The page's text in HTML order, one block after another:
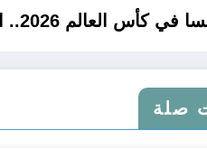
الجدول الكامل والمواعيد والقنوات الناقلة
صلة